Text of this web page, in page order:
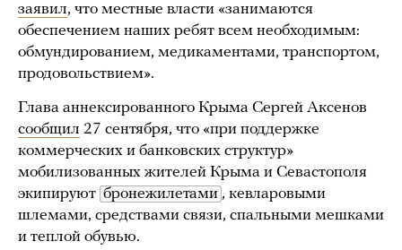
заявил, что местные власти «занимаются
обеспечением наших ребят всем необходимым:
обмундированием, медикаментами, транспортом,
продовольствием».
Глава аннексированного Крыма Сергей Аксенов
сообщил 27 сентября, что «при поддержке
коммерческих и банковских структур»
мобилизованных жителей Крыма и Севастополя
экипируют бронежилетами , кевларовыми
шлемами, средствами связи, спальными мешками
и теплой обувью.